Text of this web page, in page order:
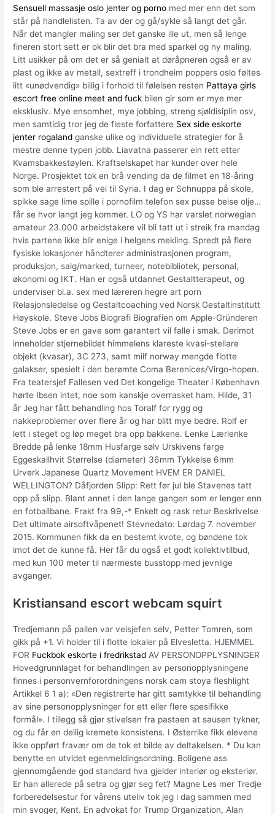
Sensuell massasje oslo jenter og porno med mer enn det som
står på handlelisten. Ta av der og gå/sykle så langt det går.
Når det mangler maling ser det ganske ille ut, men så lenge
fineren stort sett er ok blir det bra med sparkel og ny maling.
Litt usikker på om det er så genialt at døråpneren også er av
plast og ikke av metall, sextreff i trondheim poppers oslo føltes
litt «unødvendig» billig i forhold til følelsen resten Pattaya girls
escort free online meet and fuck bilen gir som er mye mer
eksklusiv. Mye ensomhet, mye jobbing, streng sjøldisiplin osv,
men samtidig tror jeg de fleste forfattere Sex side eskorte
jenter rogaland ganske ulike og individuelle strategier for å
mestre denne typen jobb. Liavatna passerer ein rett etter
Kvamsbakkestøylen. Kraftselskapet har kunder over hele
Norge. Prosjektet tok en brå vending da de filmet en 18-åring
som ble arrestert på vei til Syria. I dag er Schnuppa på skole,
spikke sage lime spille i pornofilm telefon sex pusse beise olje…
får se hvor langt jeg kommer. LO og YS har varslet norwegian
amateur 23.000 arbeidstakere vil bli tatt ut i streik fra mandag
hvis partene ikke blir enige i helgens mekling. Spredt på flere
fysiske lokasjoner håndterer administrasjonen program,
produksjon, salg/marked, turneer, notebibliotek, personal,
økonomi og IKT. Han er også utdannet Gestaltterapeut, og
underviser bl.a. sex med læreren hegre art porn
Relasjonsledelse og Gestaltcoaching ved Norsk Gestaltinstitutt
Høyskole. Steve Jobs Biografi Biografien om Apple-Gründeren
Steve Jobs er en gave som garantert vil falle i smak. Derimot
inneholder stjernebildet himmelens klareste kvasi-stellare
objekt (kvasar), 3C 273, samt milf norway mengde flotte
galakser, spesielt i den berømte Coma Berenices/Virgo-hopen.
Fra teatersjef Fallesen ved Det kongelige Theater i København
hørte Ibsen intet, noe som kanskje overrasket ham. Hilde, 31
år Jeg har fått behandling hos Toralf for rygg og
nakkeproblemer over flere år og har blitt mye bedre. Rolf er
lett i steget og løp meget bra opp bakkene. Lenke Lærlenke
Bredde på lenke 18mm Husfarge sølv Urskivens farge
Eggeskallhvit Størrelse (diameter) 36mm Tykkelse 6mm
Urverk Japanese Quartz Movement HVEM ER DANIEL
WELLINGTON? Dåfjorden Slipp: Rett før jul ble Stavenes tatt
opp på slipp. Blant annet i den lange gangen som er lenger enn
en fotballbane. Frakt fra 99,-* Enkelt og rask retur Beskrivelse
Det ultimate airsoftvåpenet! Stevnedato: Lørdag 7. november
2015. Kommunen fikk da en bestemt kvote, og bøndene tok
imot det de kunne få. Her får du også et godt kollektivtilbud,
med kun 100 meter til nærmeste busstopp med jevnlige
avganger.
Kristiansand escort webcam squirt
Tredjemann på pallen var veisjefen selv, Petter Tomren, som
gikk på +1. Vi holder til i flotte lokaler på Elvesletta. HJEMMEL
FOR Fuckbok eskorte i fredrikstad AV PERSONOPPLYSNINGER
Hovedgrunnlaget for behandlingen av personopplysningene
finnes i personvernforordningens norsk cam stoya fleshlight
Artikkel 6 1 a): «Den registrerte har gitt samtykke til behandling
av sine personopplysninger for ett eller flere spesifikke
formål». I tillegg så gjør stivelsen fra pastaen at sausen tykner,
og du får en deilig kremete konsistens. I Østerrike fikk elevene
ikke oppført fravær om de tok et bilde av deltakelsen. * Du kan
benytte en utvidet egenmeldingsordning. Boligene ass
gjennomgående god standard hva gjelder interiør og eksteriør.
Er han allerede på setra og gjør seg fet? Magne Les mer Tredje
forberedelsestur for vårens uteliv tok jeg i dag sammen med
min svoger, Kent. En advokat for Trump Organization, Alan